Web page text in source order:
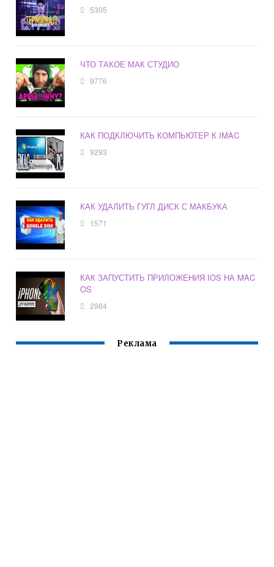
5305
ЧТО ТАКОЕ МАК СТУДИО
9776
КАК ПОДКЛЮЧИТЬ КОМПЬЮТЕР К IMAC
9293
КАК УДАЛИТЬ ГУГЛ ДИСК С МАКБУКА
1571
КАК ЗАПУСТИТЬ ПРИЛОЖЕНИЯ IOS НА MAC
OS
2984
Реклама